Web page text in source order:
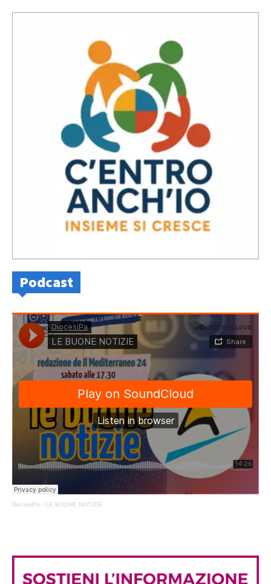
Podcast
DiocesiPa · LE BUONE NOTIZIE